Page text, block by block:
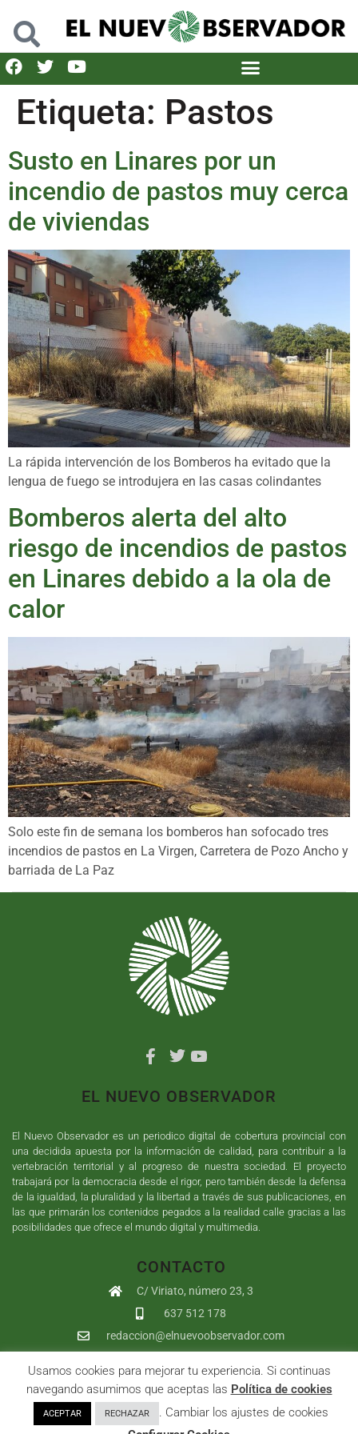
Etiqueta: Pastos
Susto en Linares por un
incendio de pastos muy cerca
de viviendas
La rápida intervención de los Bomberos ha evitado que la
lengua de fuego se introdujera en las casas colindantes
Bomberos alerta del alto
riesgo de incendios de pastos
en Linares debido a la ola de
calor
Solo este fin de semana los bomberos han sofocado tres
incendios de pastos en La Virgen, Carretera de Pozo Ancho y
barriada de La Paz
EL NUEVO OBSERVADOR
El Nuevo Observador es un periodico digital de cobertura provincial con
una decidida apuesta por la información de calidad, para contribuir a la
vertebración territorial y al progreso de nuestra sociedad. El proyecto
trabajará por la democracia desde el rigor, pero también desde la defensa
de la igualdad, la pluralidad y la libertad a través de sus publicaciones, en
las que primarán los contenidos pegados a la realidad calle gracias a las
posibilidades que ofrece el mundo digital y multimedia.
CONTACTO
C/ Viriato, número 23, 3
637 512 178
redaccion@elnuevoobservador.com
Copyright ©2026 El Nuevo Observador | Sumurdigital Diseño web
yDesarrollo| All Rights Reserved |
Privacidad|Política de cookies|User
Usamos cookies para mejorar tu experiencia. Si continuas
navegando asumimos que aceptas las Política de cookies
ACEPTAR RECHAZAR
. Cambiar los ajustes de cookies